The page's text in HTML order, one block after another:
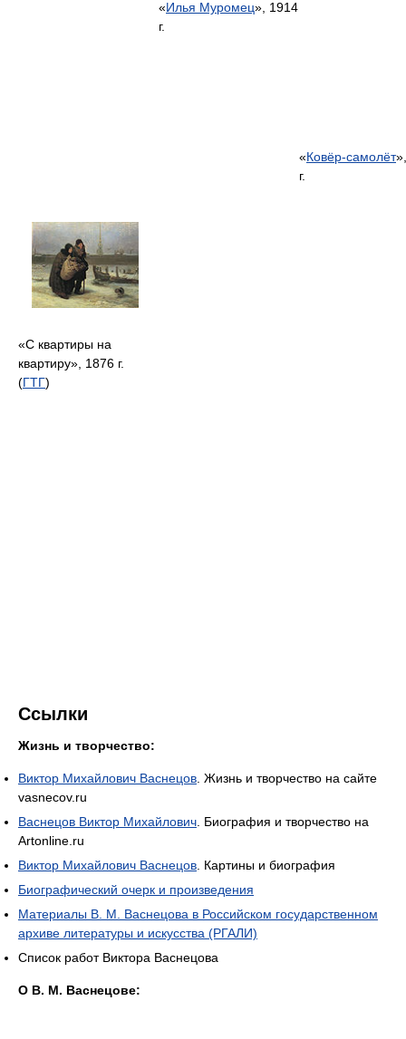
«Илья Муромец», 1914
г.
«Ковёр-самолёт
г.
«С квартиры на
квартиру», 1876 г.
(ГТГ)
Ссылки
Жизнь и творчество:
Виктор Михайлович Васнецов . Жизнь и творчество на сайте
vasnecov.ru
Васнецов Виктор Михайлович . Биография и творчество на
Artonline.ru
Виктор Михайлович Васнецов . Картины и биография
Биографический очерк и произведения
Материалы В. М. Васнецова в Российском государственном
архиве литературы и искусства (РГАЛИ)
Список работ Виктора Васнецова
О В. М. Васнецове: